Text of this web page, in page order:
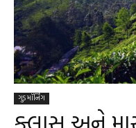
ગુડ મૉર્નિંગ